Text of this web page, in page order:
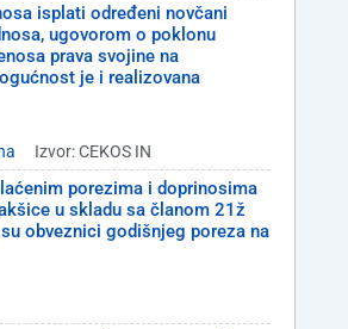
isplati određeni novčani
ugovorom o poklonu
prava svojine na
je i realizovana
Izvor: CEKOS IN
porezima i doprinosima
u skladu sa članom 21ž
obveznici godišnjeg poreza na